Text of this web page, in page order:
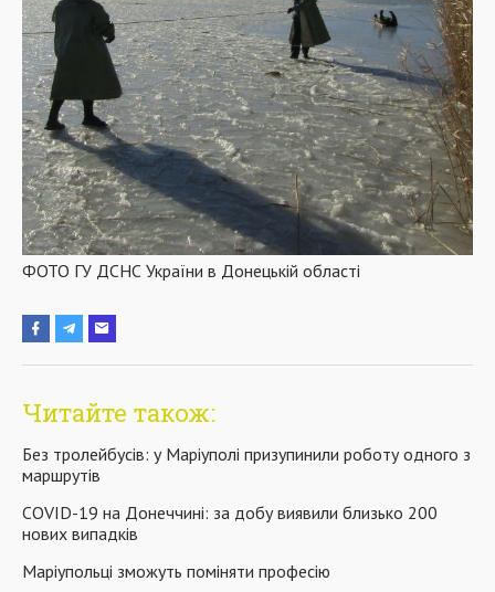
ФОТО ГУ ДСНС України в Донецькій області
Читайте також:
Без тролейбусів: у Маріуполі призупинили роботу одного з
маршрутів
COVID-19 на Донеччині: за добу виявили близько 200
нових випадків
Маріупольці зможуть поміняти професію